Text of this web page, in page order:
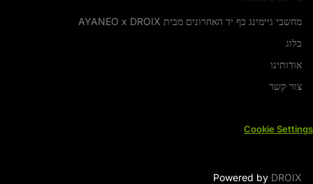
מחשבי גיימינג כף יד האחרונים מבית AYANEO x DROIX
בלוג
אודותינו
צור קשר
Cookie Settings
Powered by DROIX